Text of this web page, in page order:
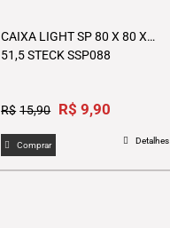
CAIXA LIGHT SP 80 X 80 X
51,5 STECK SSP088
R$ 15,90
Original
R$15,90.
R$ 9,90
is:
R$9,90.
Comprar Detalhes